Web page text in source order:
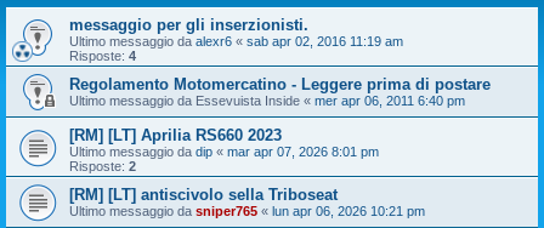
messaggio per gli inserzionisti.
Ultimo messaggio da alexr6 « sab apr 02, 2016 11:19 am
Risposte: 4
Regolamento Motomercatino - Leggere prima di postare
Ultimo messaggio da Essevuista Inside « mer apr 06, 2011 6:40 pm
[RM] [LT] Aprilia RS660 2023
Ultimo messaggio da dip « mar apr 07, 2026 8:01 pm
Risposte: 2
[RM] [LT] antiscivolo sella Triboseat
Ultimo messaggio da sniper765 « lun apr 06, 2026 10:21 pm